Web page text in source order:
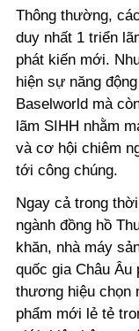
Thông thường,
duy nhất 1 triển
phát kiến mới.
hiện sự năng
Baselworld mà
lãm SIHH nhằm
và cơ hội chiêm
tới công chúng.
Ngay cả trong
ngành đồng hồ
khăn, nhà máy
quốc gia Châu
thương hiệu chọn
phẩm mới lẻ tẻ